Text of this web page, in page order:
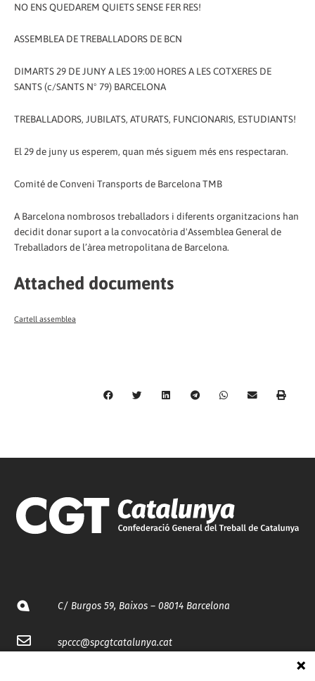
NO ENS QUEDAREM QUIETS SENSE FER RES!
ASSEMBLEA DE TREBALLADORS DE BCN
DIMARTS 29 DE JUNY A LES 19:00 HORES A LES COTXERES DE
SANTS (c/SANTS Nº 79) BARCELONA
TREBALLADORS, JUBILATS, ATURATS, FUNCIONARIS, ESTUDIANTS!
El 29 de juny us esperem, quan més siguem més ens respectaran.
Comité de Conveni Transports de Barcelona TMB
A Barcelona nombrosos treballadors i diferents organitzacions han
decidit donar suport a la convocatòria d'Assemblea General de
Treballadors de l’àrea metropolitana de Barcelona.
Attached documents
Cartell assemblea
C/ Burgos 59, Baixos – 08014 Barcelona
spccc@spcgtcatalunya.cat